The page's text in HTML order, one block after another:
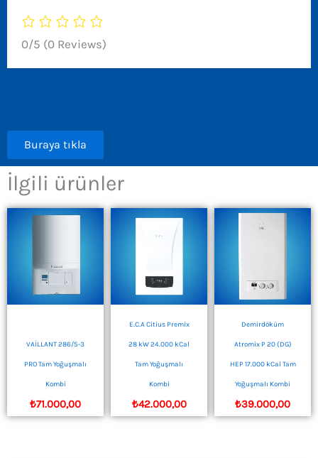
0/5 (0 Reviews)
Buraya tıkla
İlgili ürünler
VAİLLANT 286/5-3
PRO Tam Yoğuşmalı
Kombi
₺71.000,00
E.C.A Citius Premix
28 kW 24.000 kCal
Tam Yoğuşmalı
Kombi
₺42.000,00
Demirdöküm
Atromix P 20 (DG)
HEP 17.000 kCal Tam
Yoğuşmalı Kombi
₺39.000,00